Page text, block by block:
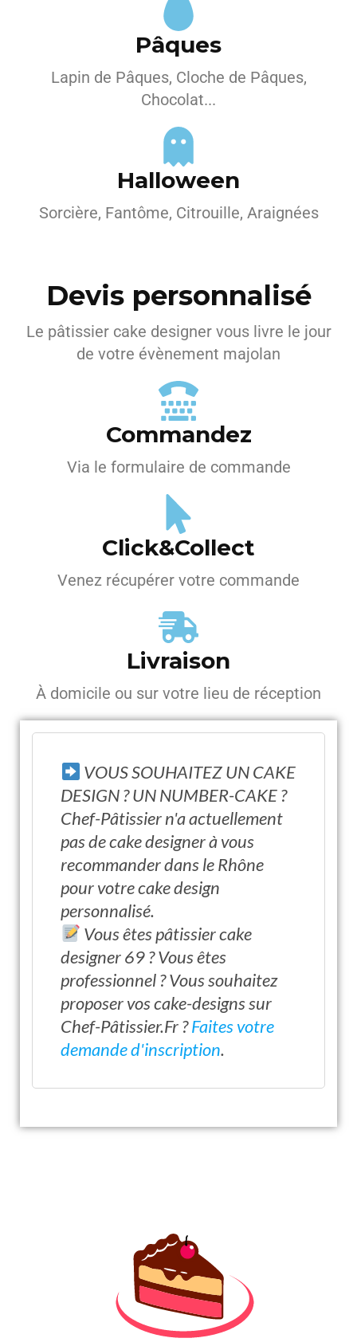
Pâques
Lapin de Pâques, Cloche de Pâques,
Chocolat...
Halloween
Sorcière, Fantôme, Citrouille, Araignées
Devis personnalisé
Le pâtissier cake designer vous livre le jour
de votre évènement majolan
Commandez
Via le formulaire de commande
Click&Collect
Venez récupérer votre commande
Livraison
À domicile ou sur votre lieu de réception
VOUS SOUHAITEZ UN CAKE
DESIGN ? UN NUMBER-CAKE ?
Chef-Pâtissier n'a actuellement
pas de cake designer à vous
recommander dans le Rhône
pour votre cake design
personnalisé.
Vous êtes pâtissier cake
designer 69 ? Vous êtes
professionnel ? Vous souhaitez
proposer vos cake-designs sur
Chef-Pâtissier.Fr ?Faites votre
demande d'inscription.